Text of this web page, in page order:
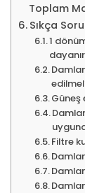
Toplam
Sıkça
1
Güneş
Filtre